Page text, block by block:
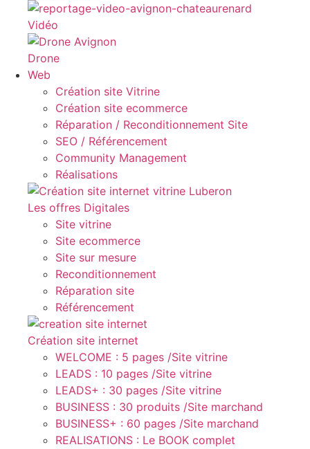
Vidéo
Drone
Web
Création site Vitrine
Création site ecommerce
Réparation / Reconditionnement Site
SEO / Référencement
Community Management
Réalisations
Les offres Digitales
Site vitrine
Site ecommerce
Site sur mesure
Reconditionnement
Réparation site
Référencement
Création site internet
WELCOME : 5 pages /Site vitrine
LEADS : 10 pages /Site vitrine
LEADS+ : 30 pages /Site vitrine
BUSINESS : 30 produits /Site marchand
BUSINESS+ : 60 pages /Site marchand
REALISATIONS : Le BOOK complet